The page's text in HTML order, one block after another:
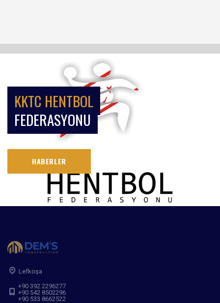
KKTC HENTBOL
FEDERASYONU
HABERLER
Lefkoşa
+90 392 2296277
+90 542 8502296
+90 533 8662522